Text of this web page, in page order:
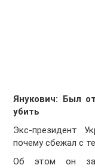
Янукович: Был
убить
Экс-президент
почему сбежал с
Об этом он